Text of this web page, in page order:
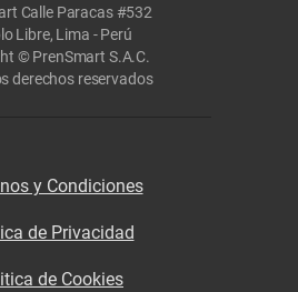
Calle Paracas #532
Libre, Lima - Perú
© PrenSmart S.A.C.
derechos reservados
y Condiciones
de Privacidad
de Cookies